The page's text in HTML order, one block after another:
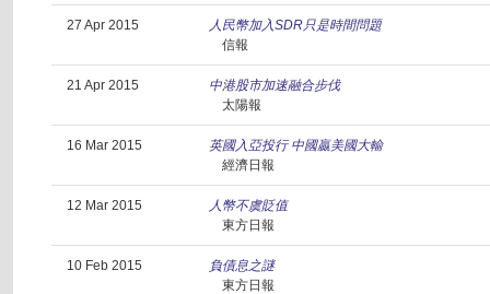
27 Apr 2015
人民幣加入SDR只是時間問題
信報
21 Apr 2015
中港股市加速融合步伐
太陽報
16 Mar 2015
英國入亞投行 中國贏美國大輸
經濟日報
12 Mar 2015
人幣不虞貶值
東方日報
10 Feb 2015
負債息之謎
東方日報